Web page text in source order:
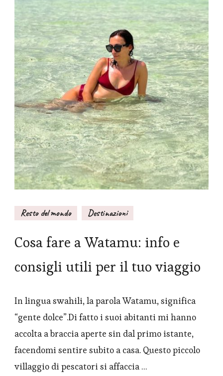
Resto del mondo Destinazioni
Cosa fare a Watamu: info e
consigli utili per il tuo viaggio
In lingua swahili, la parola Watamu, significa
“gente dolce”.Di fatto i suoi abitanti mi hanno
accolta a braccia aperte sin dal primo istante,
facendomi sentire subito a casa. Questo piccolo
villaggio di pescatori si affaccia …